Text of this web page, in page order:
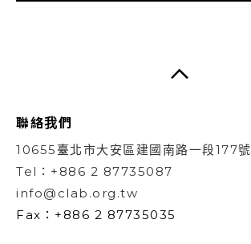
聯絡我們
10655臺北市大安區建國南路一段177號
Tel：+886 2 87735087
info@clab.org.tw
Fax：+886 2 87735035